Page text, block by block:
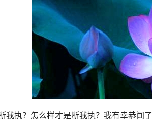
我执？怎么样才是断我执？我有幸恭闻